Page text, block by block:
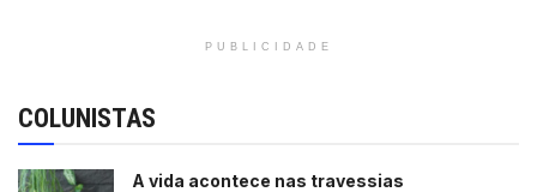
PUBLICIDADE
COLUNISTAS
A vida acontece nas travessias